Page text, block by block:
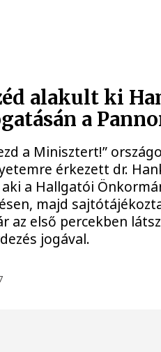
alakult ki
a
a Minisztert!”
érkezett dr.
a Hallgatói
majd
az első percekben
jogával.